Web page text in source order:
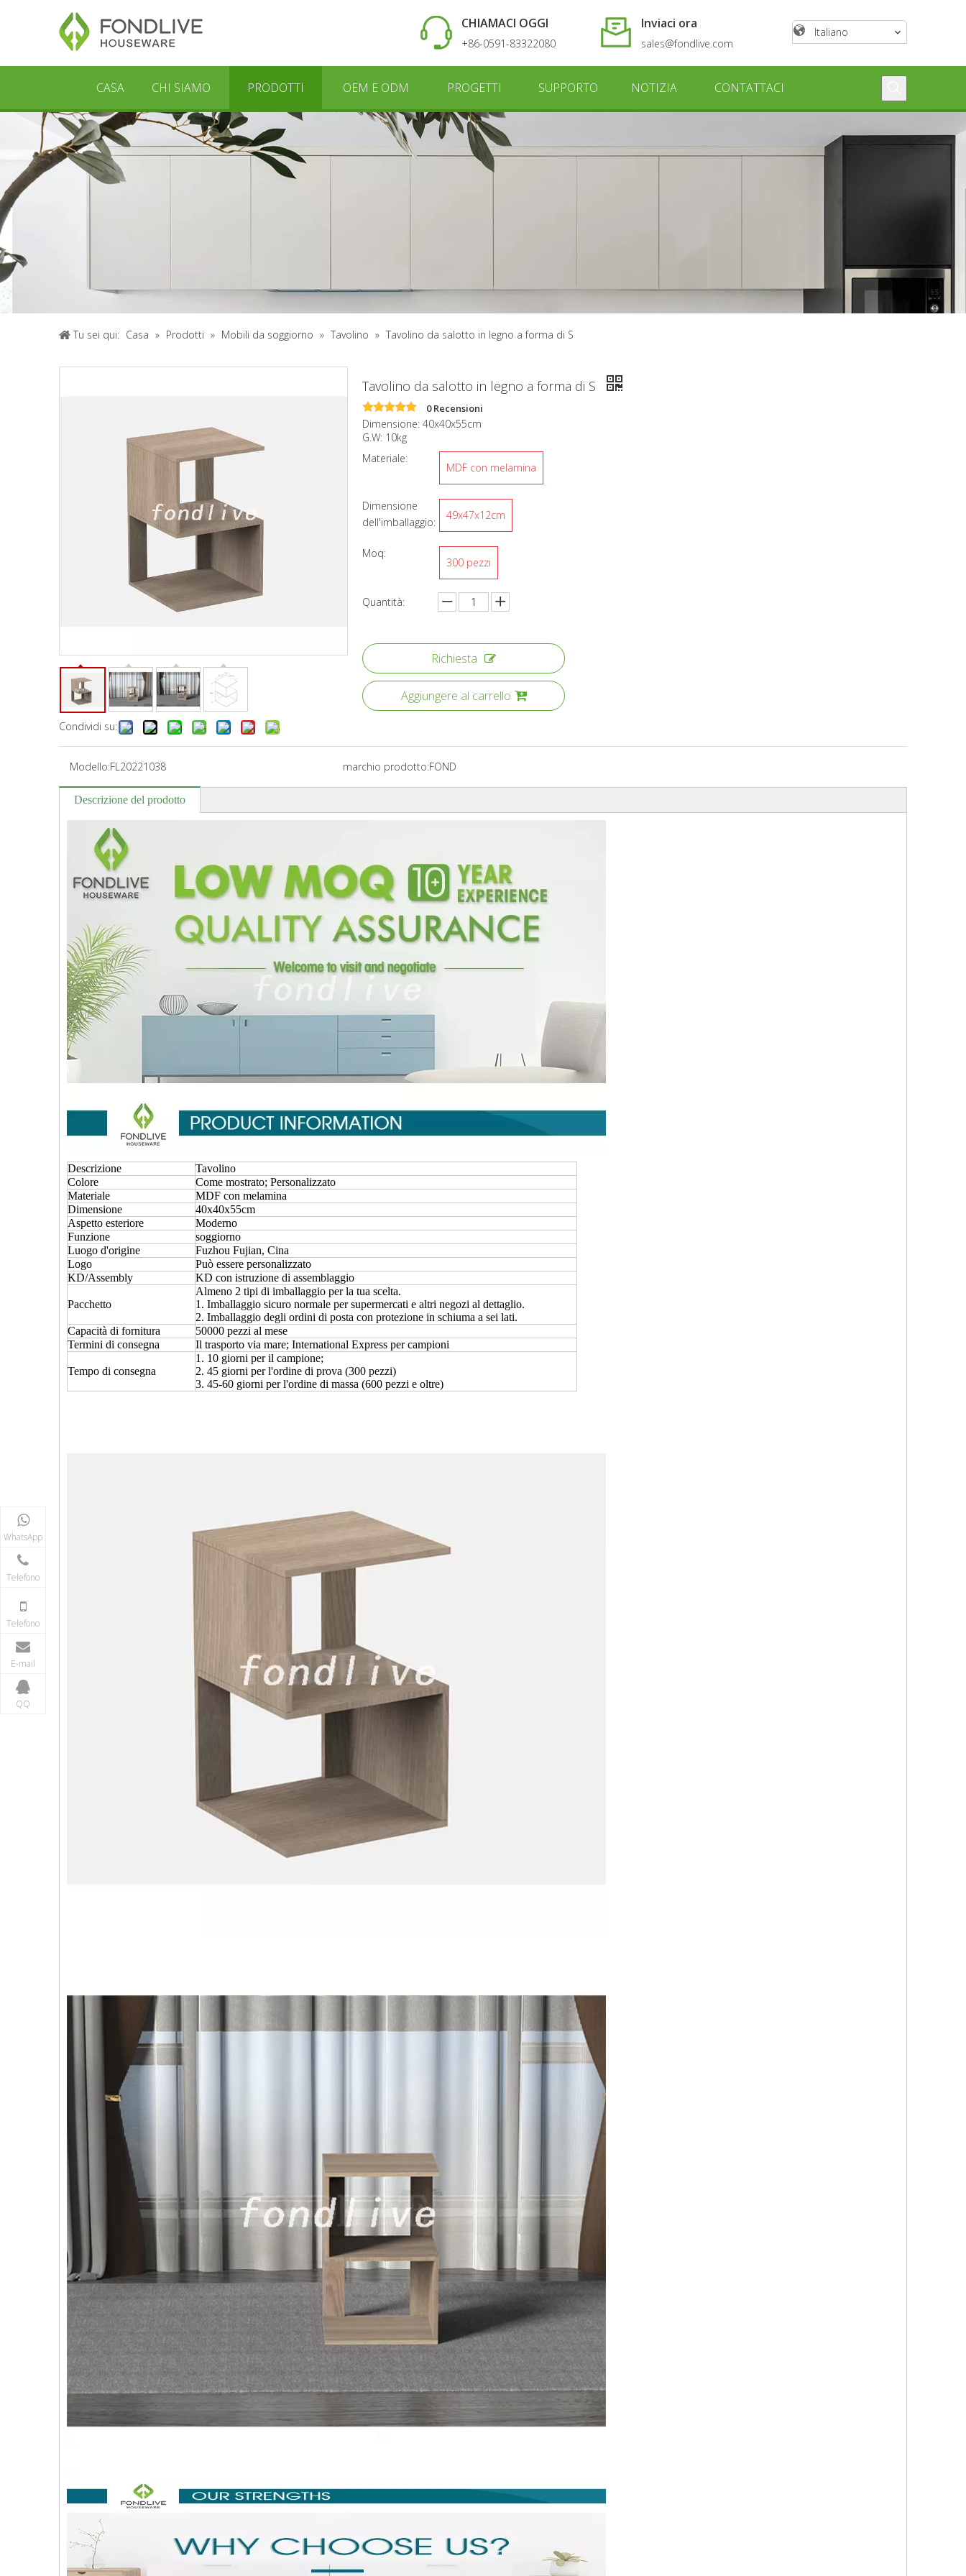
CHIAMACI OGGI
+86-0591-83322080
Inviaci ora
sales@fondlive.com
Italiano
CASA CHI SIAMO PRODOTTI OEM E ODM PROGETTI SUPPORTO NOTIZIA CONTATTACI
Tu sei qui: Casa » Prodotti » Mobili da soggiorno » Tavolino » Tavolino da salotto in legno a forma di S
Condividi su:
Tavolino da salotto in legno a forma di S
0 Recensioni
Dimensione: 40x40x55cm
G.W: 10kg
Materiale:
MDF con melamina
Dimensione
dell'imballaggio:
49x47x12cm
Moq:
300 pezzi
Quantità:
Richiesta
Aggiungere al carrello
Modello:FL20221038 marchio prodotto:FOND
Descrizione del prodotto
Descrizione
Tavolino
Colore
Come mostrato; Personalizzato
Materiale
MDF con melamina
Dimensione
40x40x55cm
Aspetto esteriore
Moderno
Funzione
soggiorno
Luogo d'origine
Fuzhou Fujian, Cina
Logo
Può essere personalizzato
KD/Assembly
KD con istruzione di assemblaggio
Pacchetto
Almeno 2 tipi di imballaggio per la tua scelta.
1. Imballaggio sicuro normale per supermercati e altri negozi al dettaglio.
2. Imballaggio degli ordini di posta con protezione in schiuma a sei lati.
Capacità di fornitura
50000 pezzi al mese
Termini di consegna
Il trasporto via mare; International Express per campioni
Tempo di consegna
1. 10 giorni per il campione;
2. 45 giorni per l'ordine di prova (300 pezzi)
3. 45-60 giorni per l'ordine di massa (600 pezzi e oltre)
WhatsApp
Telefono
Telefono
E-mail
QQ